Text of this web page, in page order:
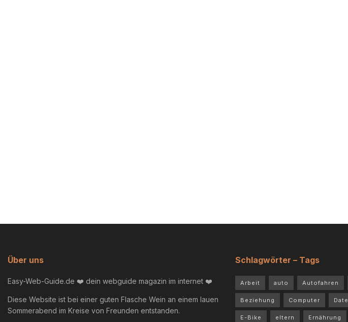
Über uns
Easy-Web-Guide.de ❤️ dein webguide magazin im internet ❤️
Diese Website ist bei einer guten Flasche Wein an einem lauen
Sommerabend im Kreise von Freunden entstanden.
Schlagwörter – Tags
Arbeit auto Autofahren
Beziehung Computer Date
E-Bike eltern Ernährung